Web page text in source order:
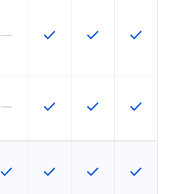
La funzionalità non è supportata
horizontal_rule Questa funzionalità è
check Questa
check Questa
check
La funzionalità non è supportata
horizontal_rule Questa funzionalità è
check Questa
check Questa
check
Questa funzionalità è disponibile
check Questa funzionalità è
check Questa
check Questa
check